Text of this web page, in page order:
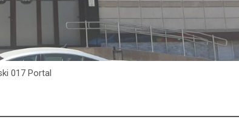
017 Portal